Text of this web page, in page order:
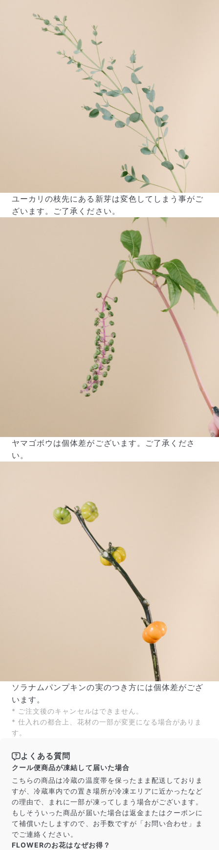
ユーカリの枝先にある新芽は変色してしまう事がご
ざいます。ご了承ください。
ヤマゴボウは個体差がございます。ご了承くださ
い。
ソラナムパンプキンの実のつき方には個体差がござ
います。
* ご注文後のキャンセルはできません。
* 仕入れの都合上、花材の一部が変更になる場合がありま
す。
よくある質問
クール便商品が凍結して届いた場合
こちらの商品は冷蔵の温度帯を保ったまま配送しておりま
すが、冷蔵車内での置き場所が冷凍エリアに近かったなど
の理由で、まれに一部が凍ってしまう場合がございます。
もしそういった商品が届いた場合は返金またはクーポンに
て補償いたしますので、お手数ですが「お問い合わせ」ま
でご連絡ください。
FLOWERのお花はなぜお得？